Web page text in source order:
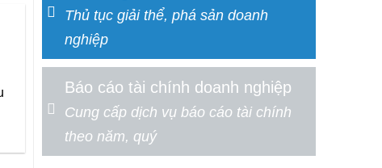
Thủ tục giải thể, phá sản doanh
nghiệp
Báo cáo tài chính doanh nghiệp
Cung cấp dịch vụ báo cáo tài chính
theo năm, quý